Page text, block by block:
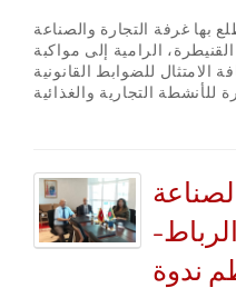
بها غرفة التجارة والصناعة
الرامية إلى مواكبة
الامتثال للضوابط القانونية
ندوة